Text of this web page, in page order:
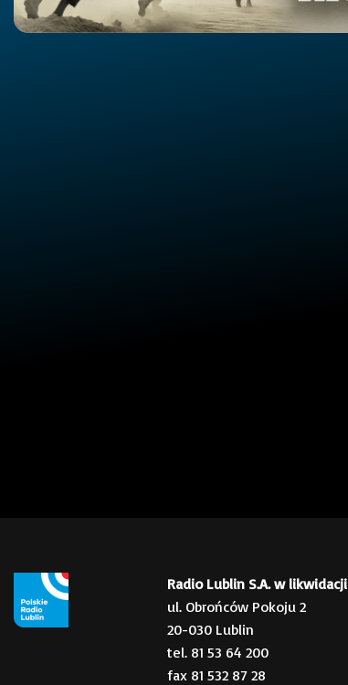
Radio Lublin S.A. w likwidacji
ul. Obrońców Pokoju 2
20-030 Lublin
tel. 81 53 64 200
fax 81 532 87 28